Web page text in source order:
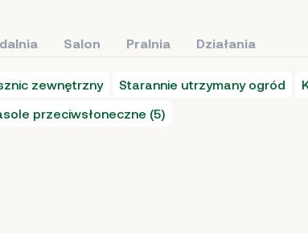
Salon Pralnia Działania
zewnętrzny Starannie utrzymany ogród
przeciwsłoneczne (5)